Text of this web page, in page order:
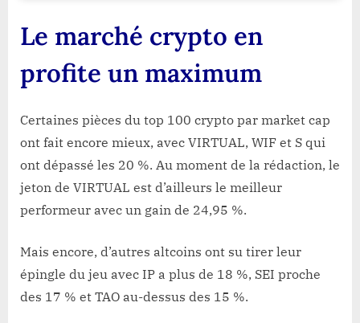
Le marché crypto en
profite un maximum
Certaines pièces du top 100 crypto par market cap
ont fait encore mieux, avec VIRTUAL, WIF et S qui
ont dépassé les 20 %. Au moment de la rédaction, le
jeton de VIRTUAL est d’ailleurs le meilleur
performeur avec un gain de 24,95 %.
Mais encore, d’autres altcoins ont su tirer leur
épingle du jeu avec IP a plus de 18 %, SEI proche
des 17 % et TAO au-dessus des 15 %.